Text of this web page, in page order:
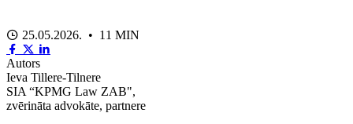
25.05.2026. • 11 MIN
Autors
Ieva Tillere-Tilnere
SIA “KPMG Law ZAB",
zvērināta advokāte, partnere